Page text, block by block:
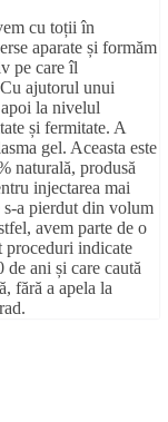
cu toții în
aparate și formăm
pe care îl
ajutorul unui
la nivelul
și fermitate. A
gel. Aceasta este
naturală, produsă
injectarea mai
s-a pierdut din volum
avem parte de o
proceduri indicate
de ani și care caută
fără a apela la